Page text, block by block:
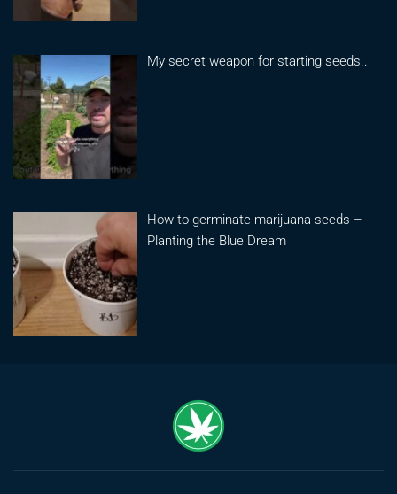
My secret weapon for starting seeds..
How to germinate marijuana seeds –
Planting the Blue Dream